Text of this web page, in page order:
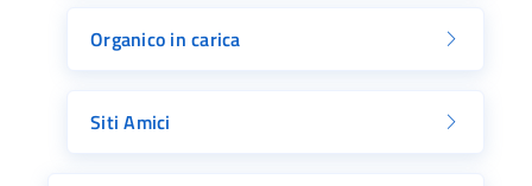
Organico in carica
Siti Amici